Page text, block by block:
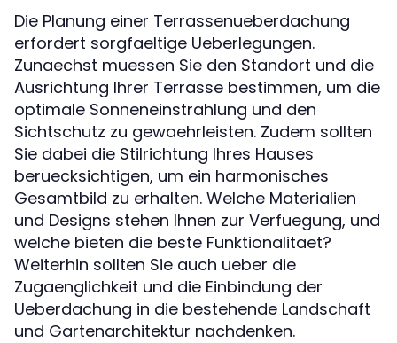
Die Planung einer Terrassenueberdachung
erfordert sorgfaeltige Ueberlegungen.
Zunaechst muessen Sie den Standort und die
Ausrichtung Ihrer Terrasse bestimmen, um die
optimale Sonneneinstrahlung und den
Sichtschutz zu gewaehrleisten. Zudem sollten
Sie dabei die Stilrichtung Ihres Hauses
beruecksichtigen, um ein harmonisches
Gesamtbild zu erhalten. Welche Materialien
und Designs stehen Ihnen zur Verfuegung, und
welche bieten die beste Funktionalitaet?
Weiterhin sollten Sie auch ueber die
Zugaenglichkeit und die Einbindung der
Ueberdachung in die bestehende Landschaft
und Gartenarchitektur nachdenken.